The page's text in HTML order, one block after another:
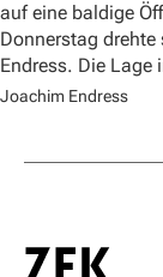
auf eine baldige
Donnerstag
Endress. Die Lage
Joachim Endress